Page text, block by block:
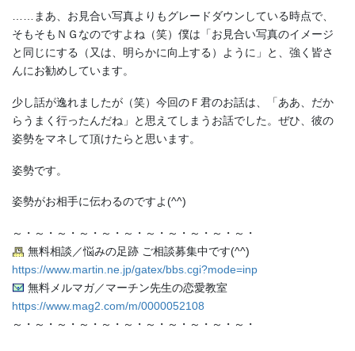
……まあ、お見合い写真よりもグレードダウンしている時点で、
そもそもＮＧなのですよね（笑）僕は「お見合い写真のイメージ
と同じにする（又は、明らかに向上する）ように」と、強く皆さ
んにお勧めしています。
少し話が逸れましたが（笑）今回のＦ君のお話は、「ああ、だか
らうまく行ったんだね」と思えてしまうお話でした。ぜひ、彼の
姿勢をマネして頂けたらと思います。
姿勢です。
姿勢がお相手に伝わるのですよ(^^)
～・～・～・～・～・～・～・～・～・～・～・
無料相談／悩みの足跡 ご相談募集中です(^^)
https://www.martin.ne.jp/gatex/bbs.cgi?mode=inp
無料メルマガ／マーチン先生の恋愛教室
https://www.mag2.com/m/0000052108
～・～・～・～・～・～・～・～・～・～・～・